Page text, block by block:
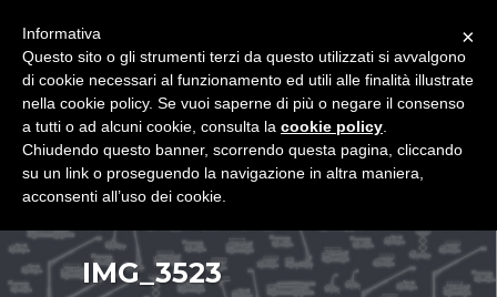
IMG_3523
×
Informativa
Questo sito o gli strumenti terzi da questo utilizzati si avvalgono
di cookie necessari al funzionamento ed utili alle finalità illustrate
nella cookie policy. Se vuoi saperne di più o negare il consenso
a tutti o ad alcuni cookie, consulta la cookie policy
Chiudendo questo banner, scorrendo questa pagina, cliccando
su un link o proseguendo la navigazione in altra maniera,
acconsenti all’uso dei cookie.